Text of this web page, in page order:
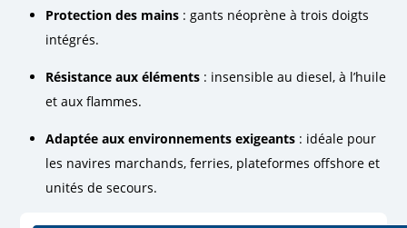
Protection des mains : gants néoprène à trois doigts
intégrés.
Résistance aux éléments : insensible au diesel, à l’huile
et aux flammes.
Adaptée aux environnements exigeants : idéale pour
les navires marchands, ferries, plateformes offshore et
unités de secours.